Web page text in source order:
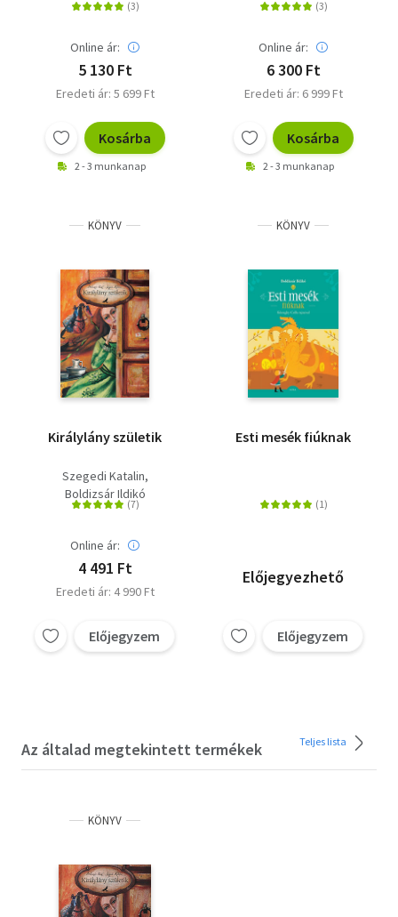
Online ár:
5 130 Ft
Eredeti ár: 5 699 Ft
Kosárba
2 - 3 munkanap
Online ár:
6 300 Ft
Eredeti ár: 6 999 Ft
Kosárba
2 - 3 munkanap
KÖNYV
Királylány születik
Szegedi Katalin
Boldizsár Ildikó
Online ár:
4 491 Ft
Eredeti ár: 4 990 Ft
Előjegyzem
KÖNYV
Esti mesék fiúknak
Előjegyezhető
Előjegyzem
Az általad megtekintett termékek Teljes lista
KÖNYV